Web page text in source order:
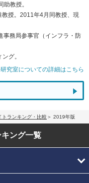
教授。
授。2011年4月同教授、現
事務局参事官（インフラ・防
グ。
究室についての詳細はこちら
トランキング・比較 2019年版
キング一覧